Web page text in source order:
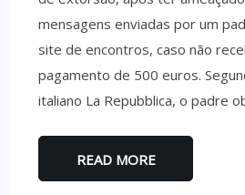
mensagens enviadas por um
site de encontros, caso não
pagamento de 500 euros.
italiano La Repubblica, o padre
READ MORE